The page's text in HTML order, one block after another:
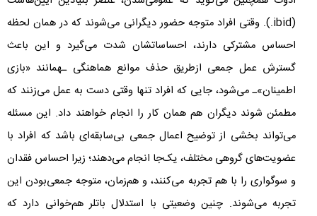
(
ibid.). وقتی افراد متوجه حضور دیگرانی می‌شوند که در همان لحظه
احساس مشترکی دارند، احساساتشان شدت می‌گیرد و این باعث
گسترش عمل جمعی ازطریق حذف موانع هماهنگی ـهمانند «بازی
اطمینان»ـ می‌شود، جایی که افراد تنها وقتی دست به عمل می‌زنند که
مطمئن شوند دیگران هم همان کار را انجام خواهند داد. این مسئله
می‌تواند بخشی از توضیح اعمال جمعی بی‌سابقه‌ای باشد که افراد با
عضویت‌های گروهی مختلف، یک‌جا انجام می‌دهند؛ زیرا احساس فقدان
و سوگواری را با هم تجربه می‌کنند، و هم‌زمان، متوجه جمعی‌بودن این
تجربه می‌شوند. چنین وضعیتی با استدلال باتلر هم‌خوانی دارد که